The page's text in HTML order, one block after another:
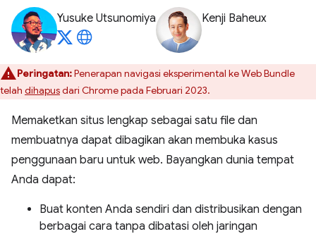
Yusuke Utsunomiya Kenji Baheux
Peringatan:Penerapan navigasi eksperimental ke Web Bundle
telah dihapusdari Chrome pada Februari 2023.
Memaketkan situs lengkap sebagai satu file dan
membuatnya dapat dibagikan akan membuka kasus
penggunaan baru untuk web. Bayangkan dunia tempat
Anda dapat:
Buat konten Anda sendiri dan distribusikan dengan
berbagai cara tanpa dibatasi oleh jaringan